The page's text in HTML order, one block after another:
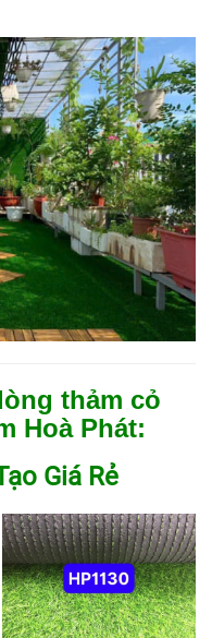
thảm cỏ
Hoà Phát:
Giá Rẻ